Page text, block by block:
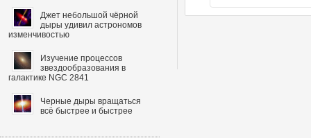
Джет небольшой чёрной
дыры удивил астрономов
изменчивостью
Изучение процессов
звездообразования в
галактике NGC 2841
Черные дыры вращаться
всё быстрее и быстрее